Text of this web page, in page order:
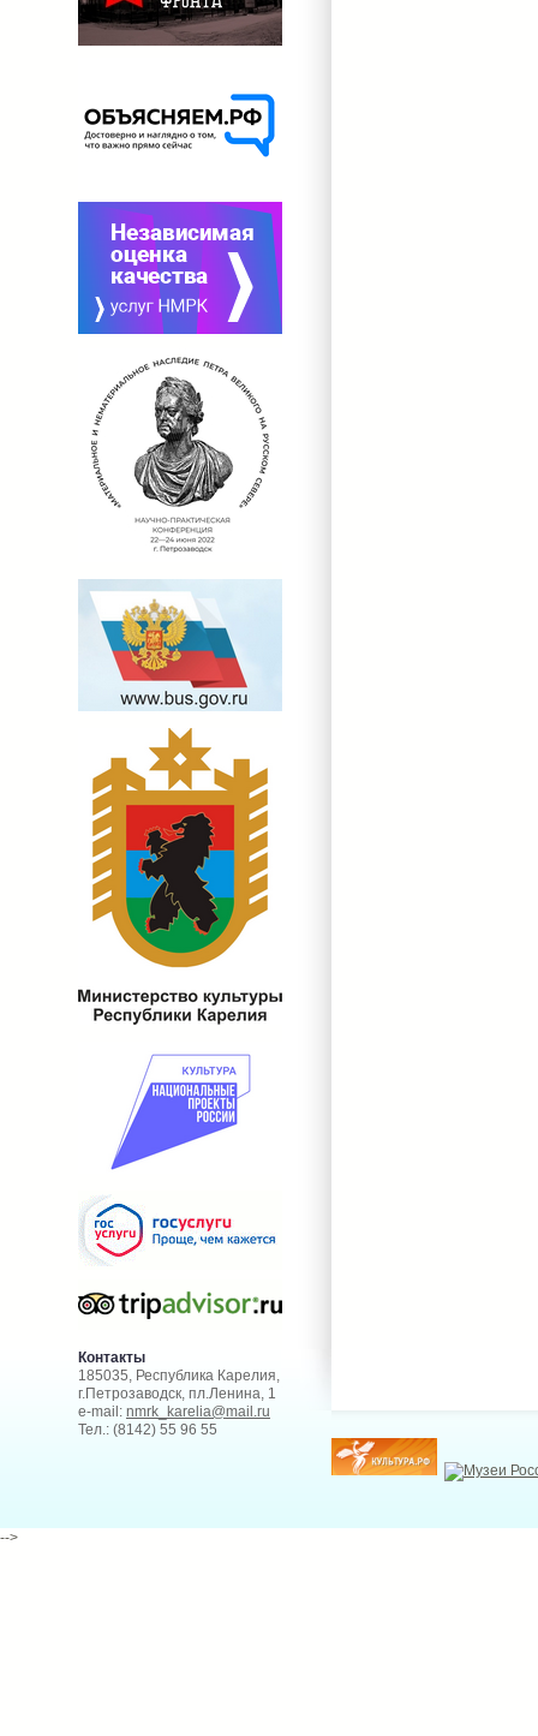
Контакты
185035, Республика Карелия,
г.Петрозаводск, пл.Ленина, 1
e-mail: nmrk_karelia@mail.ru
Тел.: (8142) 55 96 55
-->